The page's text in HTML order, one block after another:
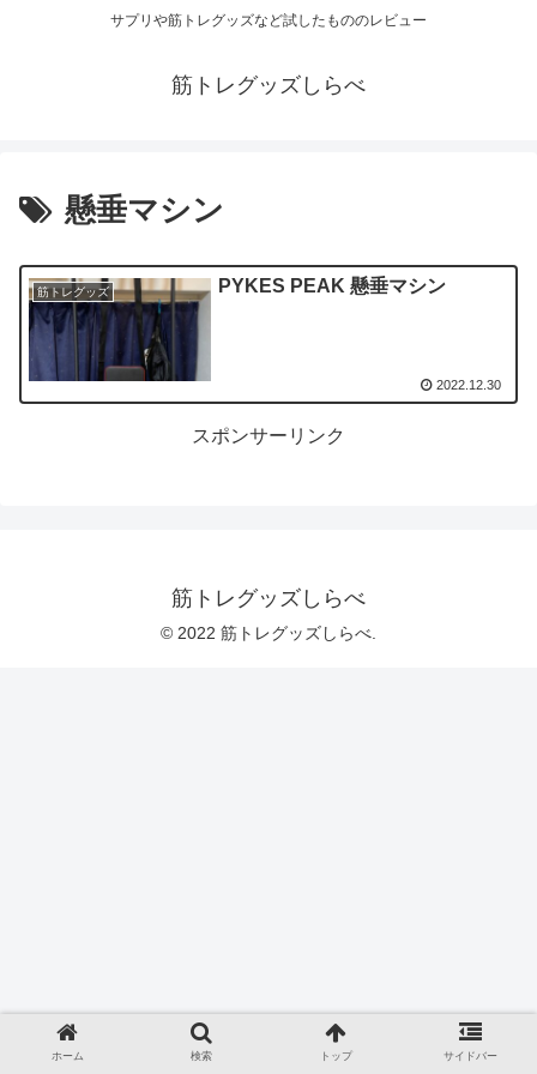
サプリや筋トレグッズなど試したもののレビュー
筋トレグッズしらべ
懸垂マシン
筋トレグッズ PYKES PEAK 懸垂マシン
2022.12.30
スポンサーリンク
筋トレグッズしらべ
© 2022 筋トレグッズしらべ.
ホーム 検索 トップ サイドバー